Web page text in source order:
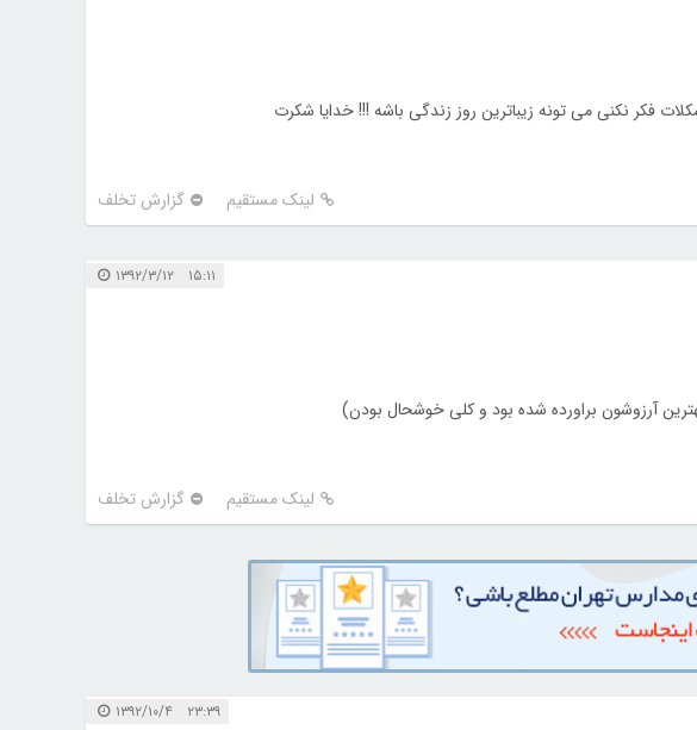
فکر نکنی می تونه زیباترین روز زندگی باشه !!! خدایا شکرت
لینک مستقیم گزارش تخلف
۱۵:۱۱ ۱۳۹۲/۳/۱۲
آرزوشون براورده شده بود و کلی خوشحال بودن)
لینک مستقیم گزارش تخلف
۲۳:۳۹ ۱۳۹۲/۱۰/۴